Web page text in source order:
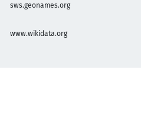
sws.geonames.org
www.wikidata.org